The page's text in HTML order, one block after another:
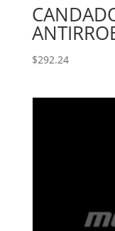
$292.24